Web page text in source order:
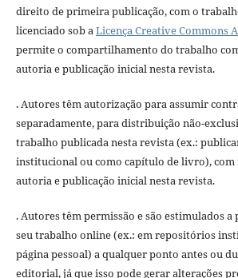
direito de primeira publicação, com o
licenciado sob a Licença Creative Commons
permite o compartilhamento do trabalho
autoria e publicação inicial nesta revista.
. Autores têm autorização para assumir
separadamente, para distribuição não-
trabalho publicada nesta revista (ex.:
institucional ou como capítulo de livro), com
autoria e publicação inicial nesta revista.
. Autores têm permissão e são estimulados
seu trabalho online (ex.: em repositórios
página pessoal) a qualquer ponto antes ou
editorial, já que isso pode gerar alterações